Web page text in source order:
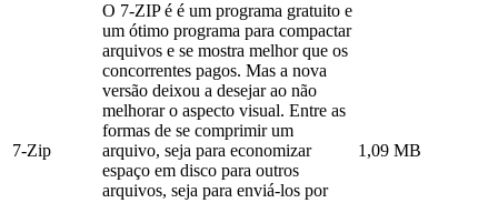
7-Zip
O 7-ZIP é é um programa gratuito e
um ótimo programa para compactar
arquivos e se mostra melhor que os
concorrentes pagos. Mas a nova
versão deixou a desejar ao não
melhorar o aspecto visual. Entre as
formas de se comprimir um
arquivo, seja para economizar
espaço em disco para outros
arquivos, seja para enviá-los por
1,09 MB